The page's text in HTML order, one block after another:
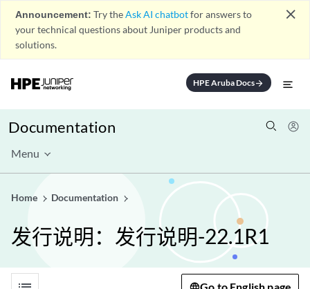
Announcement: Try theAsk AI chatbotfor answers to
your technical questions about Juniper products and
solutions.
close
HPE Aruba Docsarrow_forward
Documentation
Menu
Home Documentation
发行说明：发行说明-22.1R1